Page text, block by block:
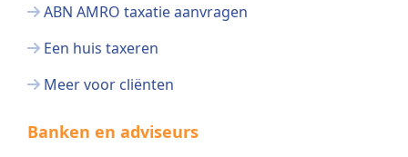
ABN AMRO taxatie aanvragen
Een huis taxeren
Meer voor cliënten
Banken en adviseurs